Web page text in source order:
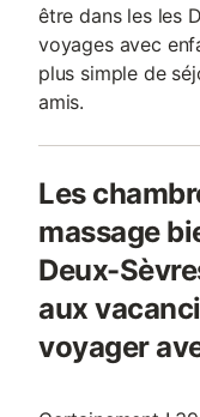
être dans les les
voyages avec
plus simple de
amis.
Les
massage
Deux-
aux
voyager